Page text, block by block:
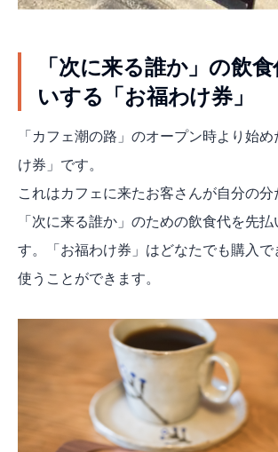
「次に来る誰か」の飲
いする「お福わけ券」
「カフェ潮の路」のオープン時より始
け券」です。
これはカフェに来たお客さんが自分の分
「次に来る誰か」のための飲食代を先
す。「お福わけ券」はどなたでも購入で
使うことができます。